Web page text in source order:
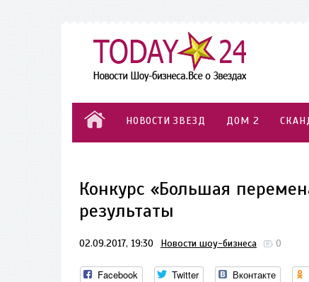
НОВОСТИ ЗВЕЗД ДОМ 2
Конкурс «Большая
результаты
02.09.2017, 19:30 Новости шоу-бизнеса 0
Facebook Twitter Вконтакте